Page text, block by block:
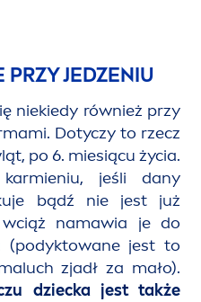
JEDZENIU
niekiedy również przy
Dotyczy to rzecz
po 6. miesiącu życia.
jeśli dany
bądź nie jest już
namawia je do
(podyktowane jest to
zjadł za mało).
dziecka jest także